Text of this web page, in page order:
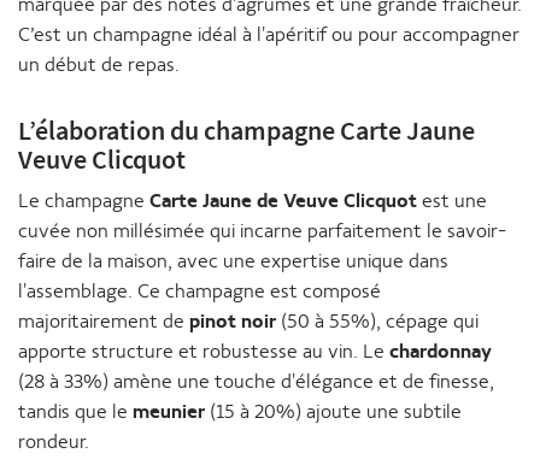
marquée par des notes d'agrumes et une grande fraîcheur.
C’est un champagne idéal à l'apéritif ou pour accompagner
un début de repas.
L’élaboration du champagne Carte Jaune
Veuve Clicquot
Le champagne Carte Jaune de Veuve Clicquot est une
cuvée non millésimée qui incarne parfaitement le savoir-
faire de la maison, avec une expertise unique dans
l'assemblage. Ce champagne est composé
majoritairement de pinot noir (50 à 55%), cépage qui
apporte structure et robustesse au vin. Le chardonnay
(28 à 33%) amène une touche d'élégance et de finesse,
tandis que le meunier (15 à 20%) ajoute une subtile
rondeur.